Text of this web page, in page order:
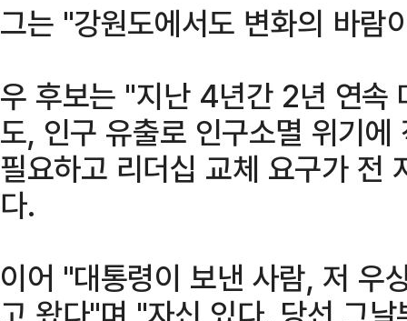
그는 "강원도에서도 변화의 바람
우 후보는 "지난 4년간 2년 연속
도, 인구 유출로 인구소멸 위기
필요하고 리더십 교체 요구가 전
다.
이어 "대통령이 보낸 사람, 저 우